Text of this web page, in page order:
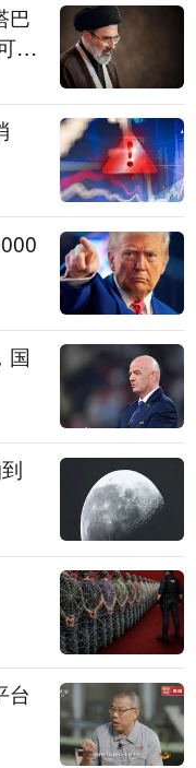
巴
能
国
台